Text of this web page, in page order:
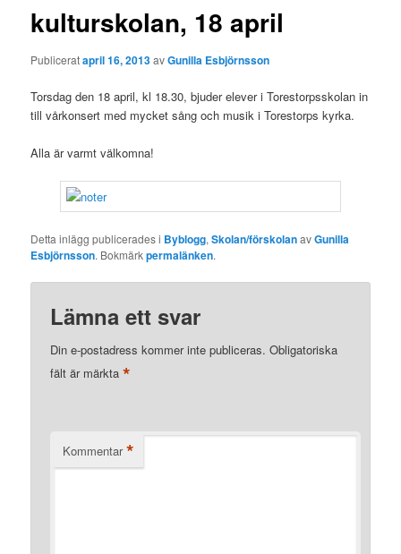
kulturskolan, 18 april
Publiceratapril 16, 2013avGunilla Esbjörnsson
Torsdag den 18 april, kl 18.30, bjuder elever i Torestorpsskolan in
till vårkonsert med mycket sång och musik i Torestorps kyrka.
Alla är varmt välkomna!
Detta inlägg publicerades i Byblogg,Skolan/förskolanavGunilla
Esbjörnsson. Bokmärkpermalänken.
Lämna ett svar
Din e-postadress kommer inte publiceras. Obligatoriska
fält är märkta*
Kommentar *